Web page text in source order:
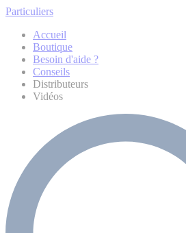
Particuliers
Accueil
Boutique
Besoin d'aide ?
Conseils
Distributeurs
Vidéos